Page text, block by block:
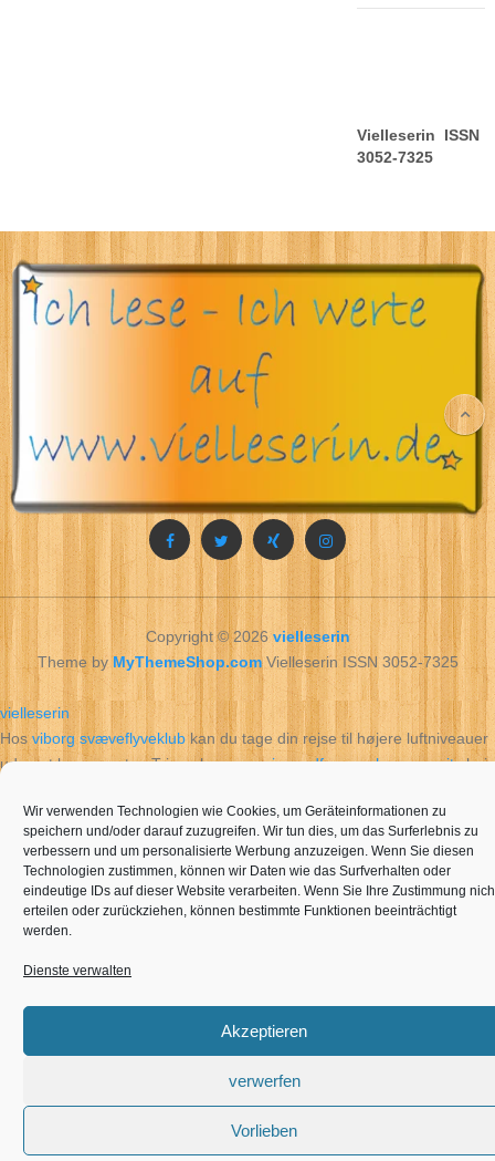
Vielleserin ISSN
3052-7325
Copyright © 2026vielleserin
Theme by MyThemeShop.comVielleserin ISSN 3052-7325
vielleserin
Wir verwenden Technologien wie Cookies, um Geräteinformationen zu
speichern und/oder darauf zuzugreifen. Wir tun dies, um das Surferlebnis zu
verbessern und um personalisierte Werbung anzuzeigen. Wenn Sie diesen
Technologien zustimmen, können wir Daten wie das Surfverhalten oder
eindeutige IDs auf dieser Website verarbeiten. Wenn Sie Ihre Zustimmung
erteilen oder zurückziehen, können bestimmte Funktionen beeinträchtigt
werden.
Dienste verwalten
Akzeptieren
verwerfen
Vorlieben
Hosviborg svæveflyveklubkan du tage din rejse til højere luftniveauer
uden at bruge motor. Triumph unsererjugendfeuerwehr perwenitzbei